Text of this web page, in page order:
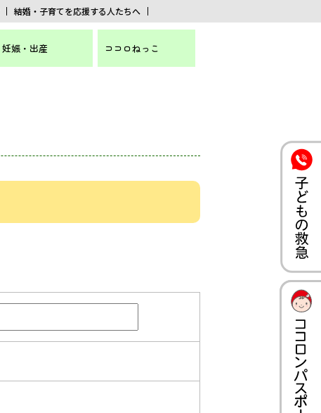
結婚・子育てを応援する人たちへ
妊娠・出産 ココロねっこ